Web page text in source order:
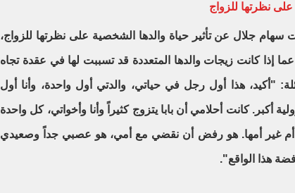
نظرتها للزواج
سهام جلال عن تأثير حياة والدها الشخصية على نظرتها للزواج،
عما إذا كانت زيجات والدها المتعددة قد تسببت لها في عقدة تجاه
"أكيد، هذا أول رجل في حياتي، والدتي أول واحدة، وأنا أول
أكبر. كانت أحلامي أن بابا يتزوج كثيراً وأنا وأخواتي، كل واحدة
غير أمها. هو رفض أن نقضي مع أمي، هو عصبي جداً وصعيدي
هذا الواقع".